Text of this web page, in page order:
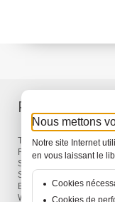
Produkte
Taschen & Rucksäcke
Reisen
Snow
Surf
Bike
Wind
Nous mettons
Notre site Internet
en vous laissant le
Cookies
Cookies de